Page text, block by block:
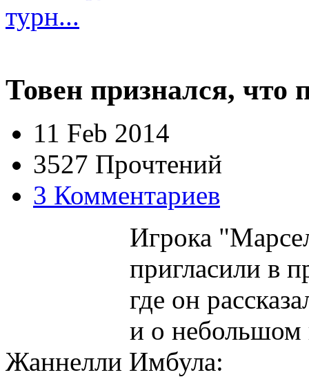
турн...
Товен признался, что
11 Feb 2014
3527 Прочтений
3 Комментариев
Игрока
пригласили в
где он
и о небольшом
Жаннелли Имбула: